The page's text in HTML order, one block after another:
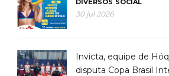
30 jul 2026
Invicta, equipe de
disputa Copa Brasil